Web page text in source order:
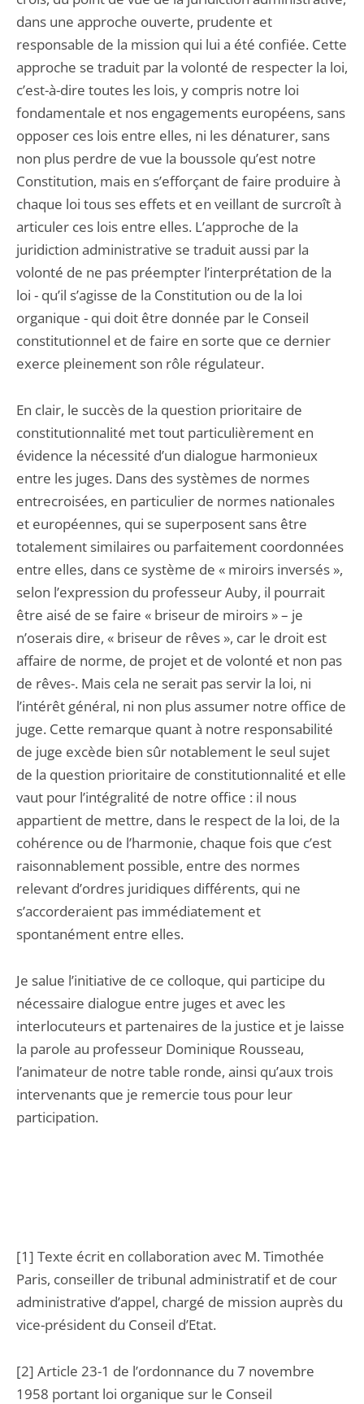
dans une approche ouverte, prudente et
responsable de la mission qui lui a été confiée. Cette
approche se traduit par la volonté de respecter la loi,
c’est-à-dire toutes les lois, y compris notre loi
fondamentale et nos engagements européens, sans
opposer ces lois entre elles, ni les dénaturer, sans
non plus perdre de vue la boussole qu’est notre
Constitution, mais en s’efforçant de faire produire à
chaque loi tous ses effets et en veillant de surcroît à
articuler ces lois entre elles. L’approche de la
juridiction administrative se traduit aussi par la
volonté de ne pas préempter l’interprétation de la
loi - qu’il s’agisse de la Constitution ou de la loi
organique - qui doit être donnée par le Conseil
constitutionnel et de faire en sorte que ce dernier
exerce pleinement son rôle régulateur.
En clair, le succès de la question prioritaire de
constitutionnalité met tout particulièrement en
évidence la nécessité d’un dialogue harmonieux
entre les juges. Dans des systèmes de normes
entrecroisées, en particulier de normes nationales
et européennes, qui se superposent sans être
totalement similaires ou parfaitement coordonnées
entre elles, dans ce système de « miroirs inversés »,
selon l’expression du professeur Auby, il pourrait
être aisé de se faire « briseur de miroirs » – je
n’oserais dire, « briseur de rêves », car le droit est
affaire de norme, de projet et de volonté et non pas
de rêves-. Mais cela ne serait pas servir la loi, ni
l’intérêt général, ni non plus assumer notre office de
juge. Cette remarque quant à notre responsabilité
de juge excède bien sûr notablement le seul sujet
de la question prioritaire de constitutionnalité et elle
vaut pour l’intégralité de notre office : il nous
appartient de mettre, dans le respect de la loi, de la
cohérence ou de l’harmonie, chaque fois que c’est
raisonnablement possible, entre des normes
relevant d’ordres juridiques différents, qui ne
s’accorderaient pas immédiatement et
spontanément entre elles.
Je salue l’initiative de ce colloque, qui participe du
nécessaire dialogue entre juges et avec les
interlocuteurs et partenaires de la justice et je laisse
la parole au professeur Dominique Rousseau,
l’animateur de notre table ronde, ainsi qu’aux trois
intervenants que je remercie tous pour leur
participation.
[1] Texte écrit en collaboration avec M. Timothée
Paris, conseiller de tribunal administratif et de cour
administrative d’appel, chargé de mission auprès du
vice-président du Conseil d’Etat.
[2] Article 23-1 de l’ordonnance du 7 novembre
1958 portant loi organique sur le Conseil